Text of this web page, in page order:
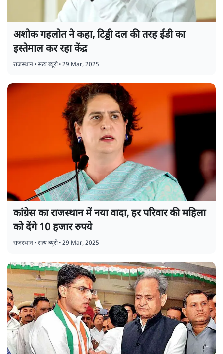
अशोक गहलोत ने कहा, टिड्डी दल की तरह ईडी का
इस्तेमाल कर रहा केंद्र
राजस्थान•सत्य ब्यूरो•29 Mar, 2025
कांग्रेस का राजस्थान में नया वादा, हर परिवार की महिला
को देंगे 10 हजार रुपये
राजस्थान•सत्य ब्यूरो•29 Mar, 2025